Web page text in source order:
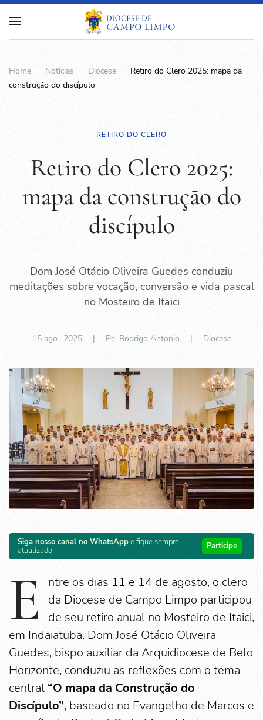
Home Notícias Diocese
Retiro do Clero 2025: mapa da
construção do discípulo
RETIRO DO CLERO
Retiro do Clero 2025:
mapa da construção do
discípulo
Dom José Otácio Oliveira Guedes conduziu
meditações sobre vocação, conversão e vida pascal
no Mosteiro de Itaici
15 ago., 2025| Pe. Rodrigo Antonio | Diocese
Siga nosso canal no WhatsAppe fique sempre
atualizado
Participe
E
ntre os dias 11 e 14 de agosto, o clero
da Diocese de Campo Limpo participou
de seu retiro anual no Mosteiro de Itaici,
em Indaiatuba. Dom José Otácio Oliveira
Guedes, bispo auxiliar da Arquidiocese de Belo
Horizonte, conduziu as reflexões com o tema
central “O mapa da Construção do
Discípulo”, baseado no Evangelho de Marcos e